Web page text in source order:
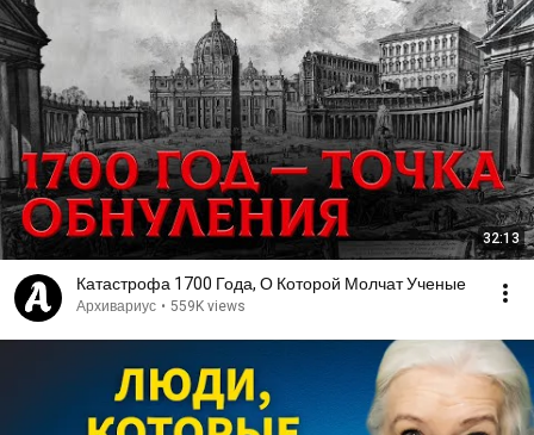
32:13
Катастрофа 1700 Года, О Которой Молчат Ученые
Архивариус • 559K views